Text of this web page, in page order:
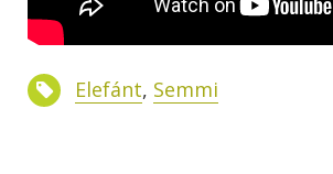
Elefánt, Semmi